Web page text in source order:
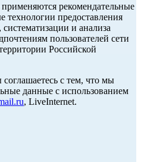
рекомендательные
предоставления
и анализа
пользователей сети
Российской
с тем, что мы
данные с использованием
, LiveInternet.